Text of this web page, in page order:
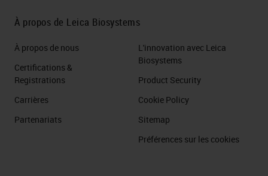
À propos de Leica Biosystems
À propos de nous
Certifications &
Registrations
Carrières
Partenariats
L'innovation avec Leica
Biosystems
Product Security
Cookie Policy
Sitemap
Préférences sur les cookies